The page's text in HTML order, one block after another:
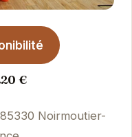
€
Noirmoutier-